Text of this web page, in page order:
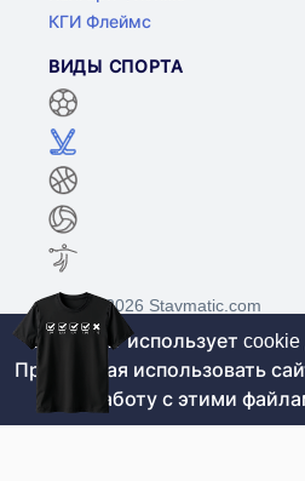
КГИ Флеймс
ВИДЫ СПОРТА
©2017-2026 Stavmatic.com
Для лиц старше 18
проводятся игры на денежные
Этот сайт использует
Продолжая использовать
работу с этими